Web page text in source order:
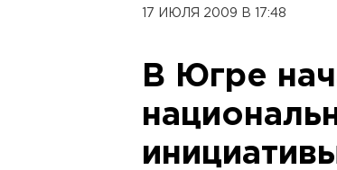
17 ИЮЛЯ 2009 В 17:48
В Югре